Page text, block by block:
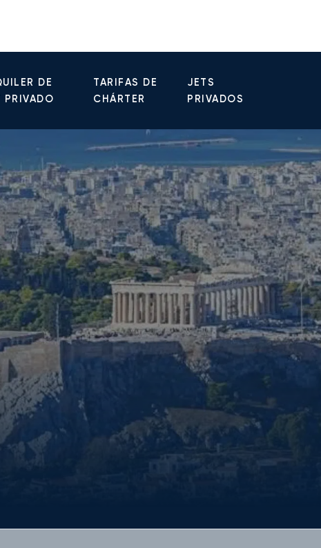
DE
PRIVADO
TARIFAS DE
CHÁRTER
JETS
PRIVADOS